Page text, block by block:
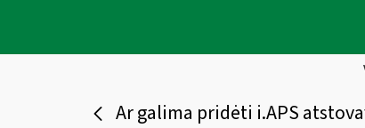
Ar galima pridėti i.APS